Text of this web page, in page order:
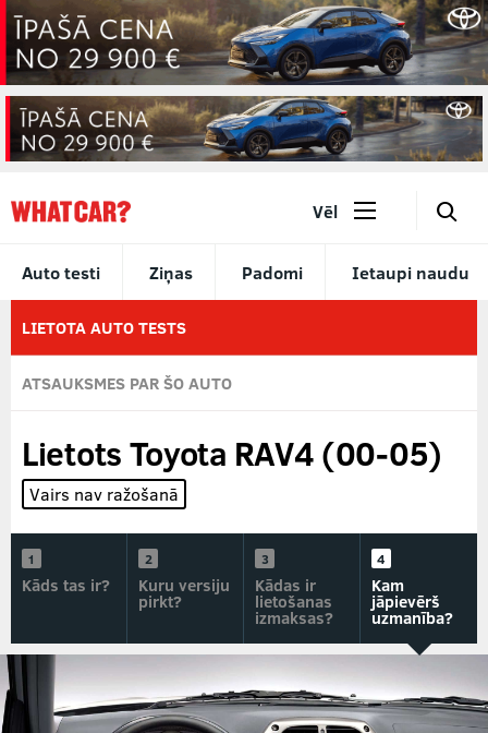
Auto testi Ziņas Padomi Ietaupi naudu
Vēl 🔎
LIETOTA AUTO TESTS
ATSAUKSMES PAR ŠO AUTO
Lietots Toyota RAV4 (00-05)
Vairs nav ražošanā
Kāds tas ir? Kuru versiju
pirkt?
Kādas ir
lietošanas
izmaksas?
Kam
jāpievērš
uzmanība?